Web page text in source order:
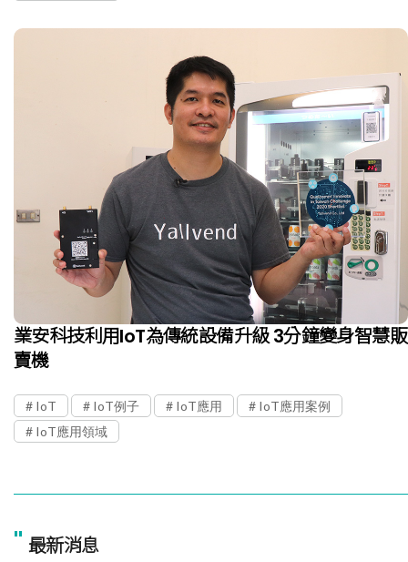
業安科技利用IoT為傳統設備升級 3分鐘變身智慧販
賣機
IoT IoT例子 IoT應用
IoT應用案例
IoT應用領域
" 最新消息